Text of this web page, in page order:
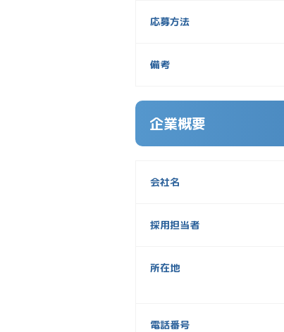
応募方法
備考
企業概要
会社名
採用担当者
所在地
電話番号